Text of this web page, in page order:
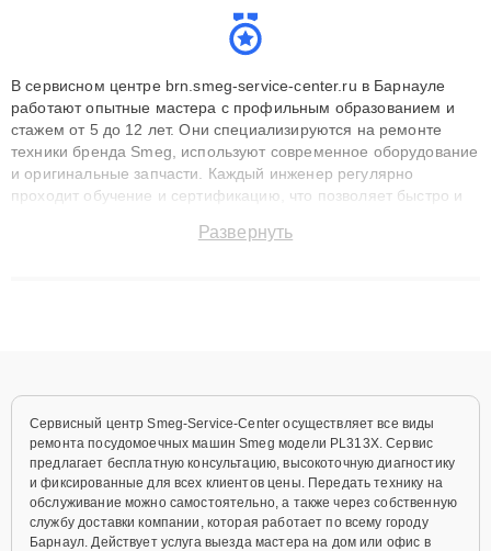
В сервисном центре brn.smeg-service-center.ru в Барнауле
работают опытные мастера с профильным образованием и
стажем от 5 до 12 лет. Они специализируются на ремонте
техники бренда Smeg, используют современное оборудование
и оригинальные запчасти. Каждый инженер регулярно
проходит обучение и сертификацию, что позволяет быстро и
сохранением гарантии до 3 лет. Наши мастера решают
Развернуть
Сервисный центр Smeg-Service-Center осуществляет все виды
ремонта посудомоечных машин Smeg модели PL313X. Сервис
предлагает бесплатную консультацию, высокоточную диагностику
и фиксированные для всех клиентов цены. Передать технику на
обслуживание можно самостоятельно, а также через собственную
службу доставки компании, которая работает по всему городу
Барнаул. Действует услуга выезда мастера на дом или офис в